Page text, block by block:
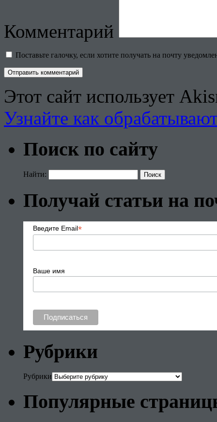
Комментарий
Поставьте галочку, если хотите получать на почту
Этот сайт использует
Узнайте как
Поиск по сайту
Найти:
Получай статьи на
Введите Email*
Ваше имя
Рубрики
Рубрики
Популярные